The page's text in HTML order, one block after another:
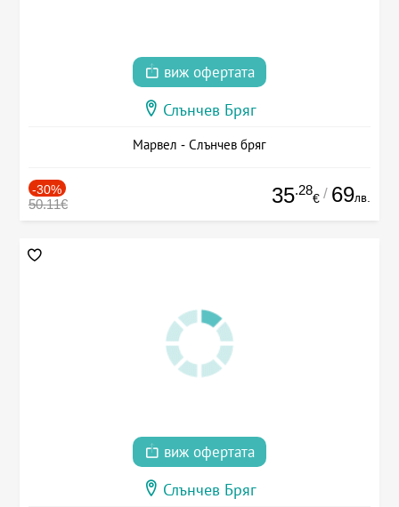
виж офертата
Слънчев Бряг
Марвел - Слънчев бряг
-30%
50.11€ 35.28
€ / 69лв.
виж офертата
Слънчев Бряг